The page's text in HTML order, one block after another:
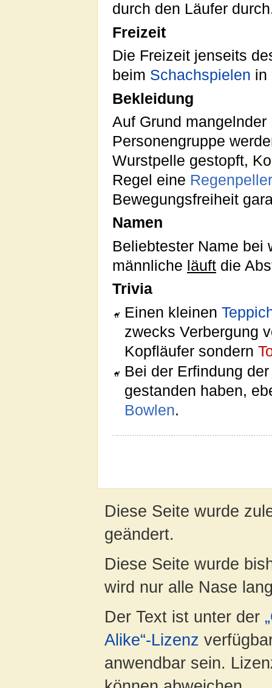
durch den Läufer
Freizeit
Die Freizeit jenseits
beim Schachspielen in
Bekleidung
Auf Grund
Personengruppe
Wurstpelle gestopft,
Regel eine
Bewegungsfreiheit
Namen
Beliebtester Name
männliche läuft die
Trivia
Einen kleinen
zwecks Verbergung
Kopfläufer sondern
Bei der Erfindung
gestanden haben,
Bowlen.
Diese Seite wurde
geändert.
Diese Seite wurde
wird nur alle Nase
Der Text ist unter der
Alike“-Lizenz
anwendbar sein.